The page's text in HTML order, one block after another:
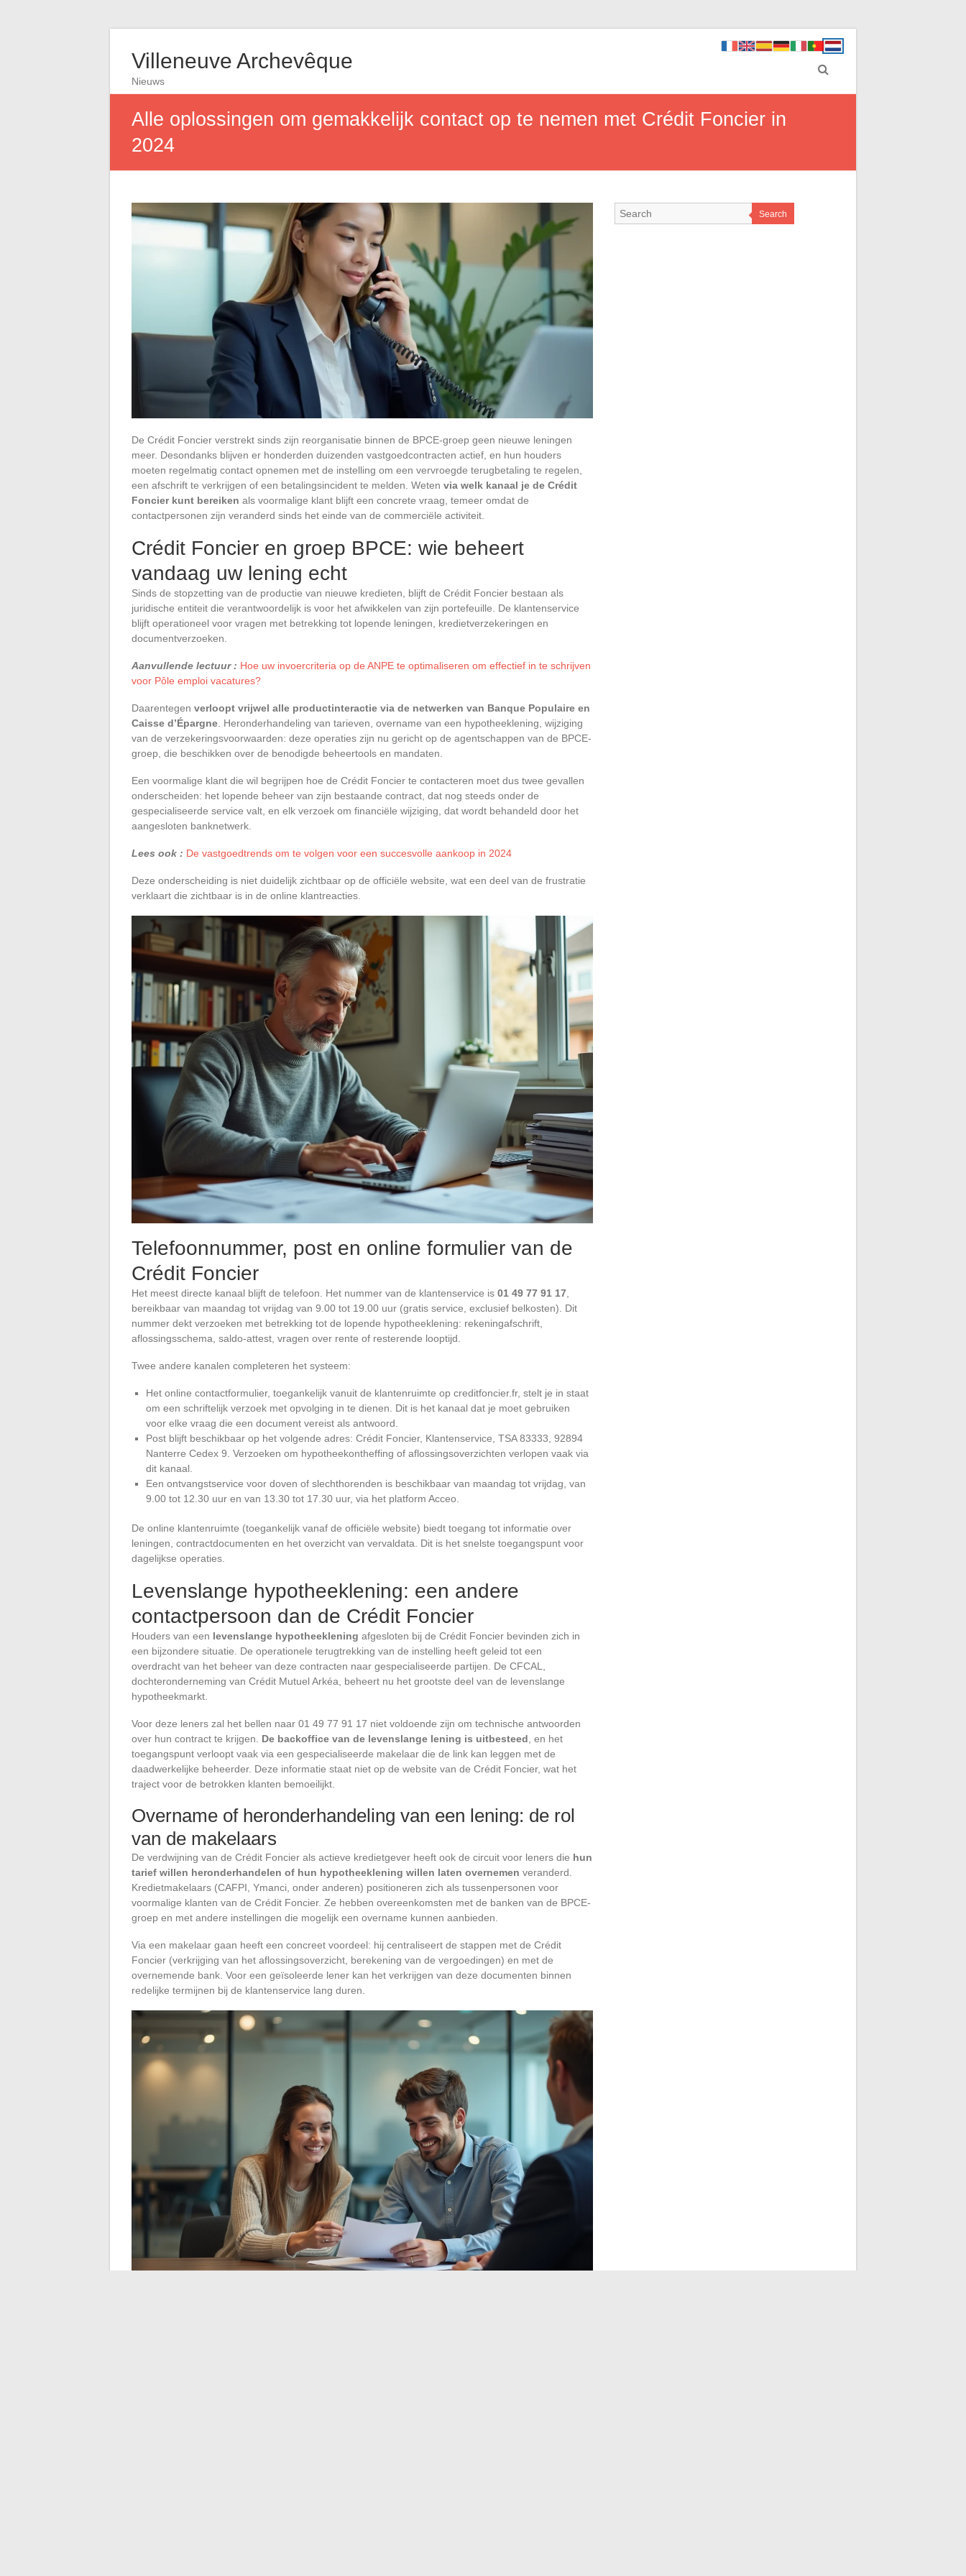
Villeneuve Archevêque
Nieuws
Alle oplossingen om gemakkelijk contact op te nemen met Crédit Foncier in
2024
De Crédit Foncier verstrekt sinds zijn reorganisatie binnen de BPCE-groep geen nieuwe leningen
meer. Desondanks blijven er honderden duizenden vastgoedcontracten actief, en hun houders
moeten regelmatig contact opnemen met de instelling om een vervroegde terugbetaling te regelen,
een afschrift te verkrijgen of een betalingsincident te melden. Weten via welk kanaal je de Crédit
Foncier kunt bereiken als voormalige klant blijft een concrete vraag, temeer omdat de
contactpersonen zijn veranderd sinds het einde van de commerciële activiteit.
Crédit Foncier en groep BPCE: wie beheert
vandaag uw lening echt
Sinds de stopzetting van de productie van nieuwe kredieten, blijft de Crédit Foncier bestaan als
juridische entiteit die verantwoordelijk is voor het afwikkelen van zijn portefeuille. De klantenservice
blijft operationeel voor vragen met betrekking tot lopende leningen, kredietverzekeringen en
documentverzoeken.
Aanvullende lectuur : Hoe uw invoercriteria op de ANPE te optimaliseren om effectief in te schrijven
voor Pôle emploi vacatures?
Daarentegen verloopt vrijwel alle productinteractie via de netwerken van Banque Populaire en
Caisse d’Épargne . Heronderhandeling van tarieven, overname van een hypotheeklening, wijziging
van de verzekeringsvoorwaarden: deze operaties zijn nu gericht op de agentschappen van de BPCE-
groep, die beschikken over de benodigde beheertools en mandaten.
Een voormalige klant die wil begrijpen hoe de Crédit Foncier te contacteren moet dus twee gevallen
onderscheiden: het lopende beheer van zijn bestaande contract, dat nog steeds onder de
gespecialiseerde service valt, en elk verzoek om financiële wijziging, dat wordt behandeld door het
aangesloten banknetwerk.
Lees ook : De vastgoedtrends om te volgen voor een succesvolle aankoop in 2024
Deze onderscheiding is niet duidelijk zichtbaar op de officiële website, wat een deel van de frustratie
verklaart die zichtbaar is in de online klantreacties.
Telefoonnummer, post en online formulier van de
Crédit Foncier
Het meest directe kanaal blijft de telefoon. Het nummer van de klantenservice is 01 49 77 91 17
bereikbaar van maandag tot vrijdag van 9.00 tot 19.00 uur (gratis service, exclusief belkosten). Dit
nummer dekt verzoeken met betrekking tot de lopende hypotheeklening: rekeningafschrift,
aflossingsschema, saldo-attest, vragen over rente of resterende looptijd.
Twee andere kanalen completeren het systeem:
Het online contactformulier, toegankelijk vanuit de klantenruimte op creditfoncier.fr, stelt je in staat
om een schriftelijk verzoek met opvolging in te dienen. Dit is het kanaal dat je moet gebruiken
voor elke vraag die een document vereist als antwoord.
Post blijft beschikbaar op het volgende adres: Crédit Foncier, Klantenservice, TSA 83333, 92894
Nanterre Cedex 9. Verzoeken om hypotheekontheffing of aflossingsoverzichten verlopen vaak via
dit kanaal.
Een ontvangstservice voor doven of slechthorenden is beschikbaar van maandag tot vrijdag, van
9.00 tot 12.30 uur en van 13.30 tot 17.30 uur, via het platform Acceo.
De online klantenruimte (toegankelijk vanaf de officiële website) biedt toegang tot informatie over
leningen, contractdocumenten en het overzicht van vervaldata. Dit is het snelste toegangspunt voor
dagelijkse operaties.
Levenslange hypotheeklening: een andere
contactpersoon dan de Crédit Foncier
Houders van een levenslange hypotheeklening afgesloten bij de Crédit Foncier bevinden zich in
een bijzondere situatie. De operationele terugtrekking van de instelling heeft geleid tot een
overdracht van het beheer van deze contracten naar gespecialiseerde partijen. De CFCAL,
dochteronderneming van Crédit Mutuel Arkéa, beheert nu het grootste deel van de levenslange
hypotheekmarkt.
Voor deze leners zal het bellen naar 01 49 77 91 17 niet voldoende zijn om technische antwoorden
over hun contract te krijgen. De backoffice van de levenslange lening is uitbesteed , en het
toegangspunt verloopt vaak via een gespecialiseerde makelaar die de link kan leggen met de
daadwerkelijke beheerder. Deze informatie staat niet op de website van de Crédit Foncier, wat het
traject voor de betrokken klanten bemoeilijkt.
Overname of heronderhandeling van een lening: de rol
van de makelaars
De verdwijning van de Crédit Foncier als actieve kredietgever heeft ook de circuit voor leners die hun
tarief willen heronderhandelen of hun hypotheeklening willen laten overnemen veranderd.
Kredietmakelaars (CAFPI, Ymanci, onder anderen) positioneren zich als tussenpersonen voor
voormalige klanten van de Crédit Foncier. Ze hebben overeenkomsten met de banken van de BPCE-
groep en met andere instellingen die mogelijk een overname kunnen aanbieden.
Via een makelaar gaan heeft een concreet voordeel: hij centraliseert de stappen met de Crédit
Foncier (verkrijging van het aflossingsoverzicht, berekening van de vergoedingen) en met de
overnemende bank. Voor een geïsoleerde lener kan het verkrijgen van deze documenten binnen
redelijke termijnen bij de klantenservice lang duren.
Search